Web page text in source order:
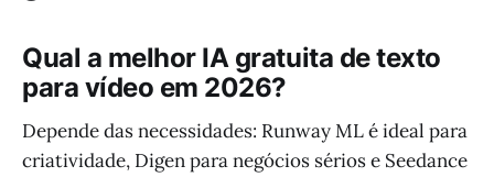
Qual a melhor IA gratuita de texto
para vídeo em 2026?
Depende das necessidades: Runway ML é ideal para
criatividade, Digen para negócios sérios e Seedance